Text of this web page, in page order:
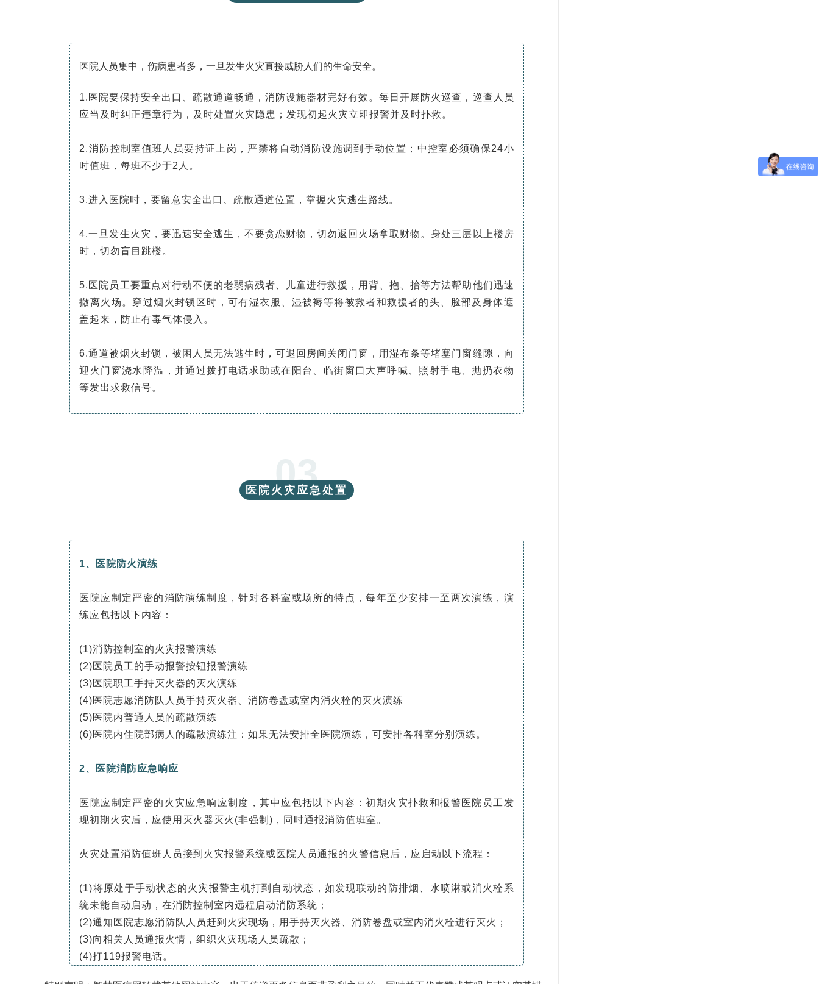
医院人员集中，伤病患者多，一旦发生火灾直接威胁人们的生命安全。
1.医院要保持安全出口、疏散通道畅通，消防设施器材完好有效。每日开展防火巡查，巡查人员
应当及时纠正违章行为，及时处置火灾隐患；发现初起火灾立即报警并及时扑救。
2.消防控制室值班人员要持证上岗，严禁将自动消防设施调到手动位置；中控室必须确保24小
时值班，每班不少于2人。
3.进入医院时，要留意安全出口、疏散通道位置，掌握火灾逃生路线。
4.一旦发生火灾，要迅速安全逃生，不要贪恋财物，切勿返回火场拿取财物。身处三层以上楼房
时，切勿盲目跳楼。
5.医院员工要重点对行动不便的老弱病残者、儿童进行救援，用背、抱、抬等方法帮助他们迅速
撤离火场。穿过烟火封锁区时，可有湿衣服、湿被褥等将被救者和救援者的头、脸部及身体遮
盖起来，防止有毒气体侵入。
6.通道被烟火封锁，被困人员无法逃生时，可退回房间关闭门窗，用湿布条等堵塞门窗缝隙，向
迎火门窗浇水降温，并通过拨打电话求助或在阳台、临街窗口大声呼喊、照射手电、抛扔衣物
等发出求救信号。
03
医院火灾应急处置
1、医院防火演练
医院应制定严密的消防演练制度，针对各科室或场所的特点，每年至少安排一至两次演练，演
练应包括以下内容：
(1)消防控制室的火灾报警演练
(2)医院员工的手动报警按钮报警演练
(3)医院职工手持灭火器的灭火演练
(4)医院志愿消防队人员手持灭火器、消防卷盘或室内消火栓的灭火演练
(5)医院内普通人员的疏散演练
(6)医院内住院部病人的疏散演练注：如果无法安排全医院演练，可安排各科室分别演练。
2、医院消防应急响应
医院应制定严密的火灾应急响应制度，其中应包括以下内容：初期火灾扑救和报警医院员工发
现初期火灾后，应使用灭火器灭火(非强制)，同时通报消防值班室。
火灾处置消防值班人员接到火灾报警系统或医院人员通报的火警信息后，应启动以下流程：
(1)将原处于手动状态的火灾报警主机打到自动状态，如发现联动的防排烟、水喷淋或消火栓系
统未能自动启动，在消防控制室内远程启动消防系统；
(2)通知医院志愿消防队人员赶到火灾现场，用手持灭火器、消防卷盘或室内消火栓进行灭火；
(3)向相关人员通报火情，组织火灾现场人员疏散；
(4)打119报警电话。